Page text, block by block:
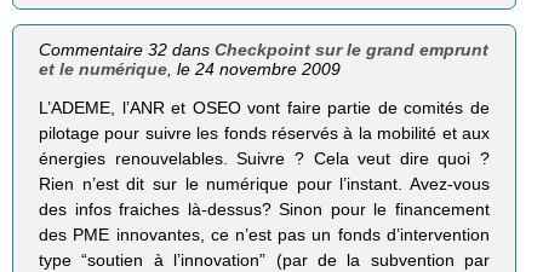
Commentaire 32 dansCheckpoint sur le grand emprunt
et le numérique, le 24 novembre 2009
L’ADEME, l’ANR et OSEO vont faire partie de comités de
pilotage pour suivre les fonds réservés à la mobilité et aux
énergies renouvelables. Suivre ? Cela veut dire quoi ?
Rien n’est dit sur le numérique pour l’instant. Avez-vous
des infos fraiches là-dessus? Sinon pour le financement
des PME innovantes, ce n’est pas un fonds d’intervention
type “soutien à l’innovation” (par de la subvention par